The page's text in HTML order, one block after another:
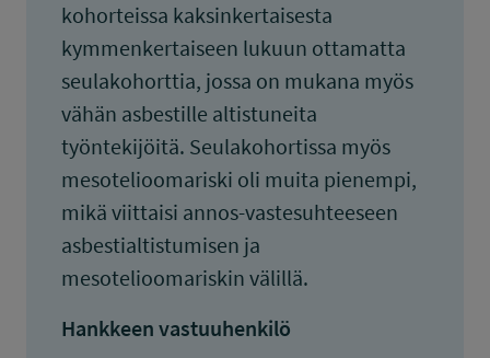
kohorteissa kaksinkertaisesta
kymmenkertaiseen lukuun ottamatta
seulakohorttia, jossa on mukana myös
vähän asbestille altistuneita
työntekijöitä. Seulakohortissa myös
mesotelioomariski oli muita pienempi,
mikä viittaisi annos-vastesuhteeseen
asbestialtistumisen ja
mesotelioomariskin välillä.
Hankkeen vastuuhenkilö